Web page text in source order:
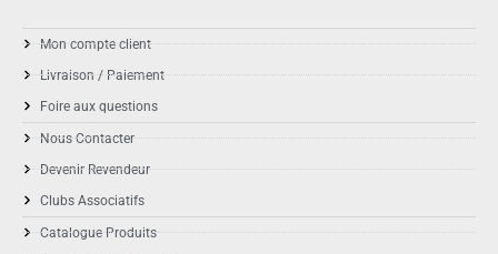
Mon compte client
Livraison / Paiement
Foire aux questions
Nous Contacter
Devenir Revendeur
Clubs Associatifs
Catalogue Produits